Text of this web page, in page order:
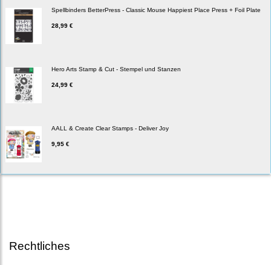
Spellbinders BetterPress - Classic Mouse Happiest Place Press + Foil Plate
28,99 €
Hero Arts Stamp & Cut - Stempel und Stanzen
24,99 €
AALL & Create Clear Stamps - Deliver Joy
9,95 €
Rechtliches